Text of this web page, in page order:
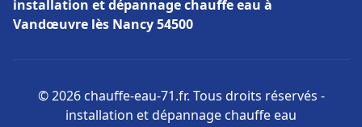
installation et dépannage chauffe eau à
Vandœuvre lès Nancy 54500
© 2026 chauffe-eau-71.fr. Tous droits réservés -
installation et dépannage chauffe eau